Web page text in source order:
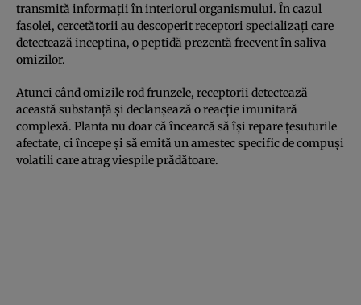
transmită informații în interiorul organismului. În cazul
fasolei, cercetătorii au descoperit receptori specializați care
detectează inceptina, o peptidă prezentă frecvent în saliva
omizilor.
Atunci când omizile rod frunzele, receptorii detectează
această substanță și declanșează o reacție imunitară
complexă. Planta nu doar că încearcă să își repare țesuturile
afectate, ci începe și să emită un amestec specific de compuși
volatili care atrag viespile prădătoare.